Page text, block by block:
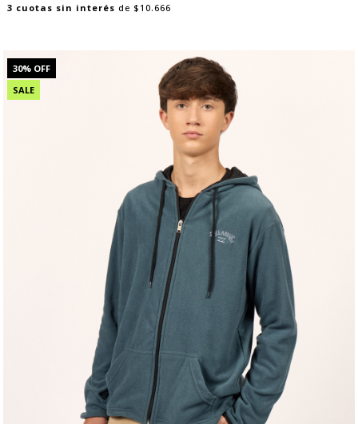
3 cuotas sin interés de $10.666
30% OFF
SALE